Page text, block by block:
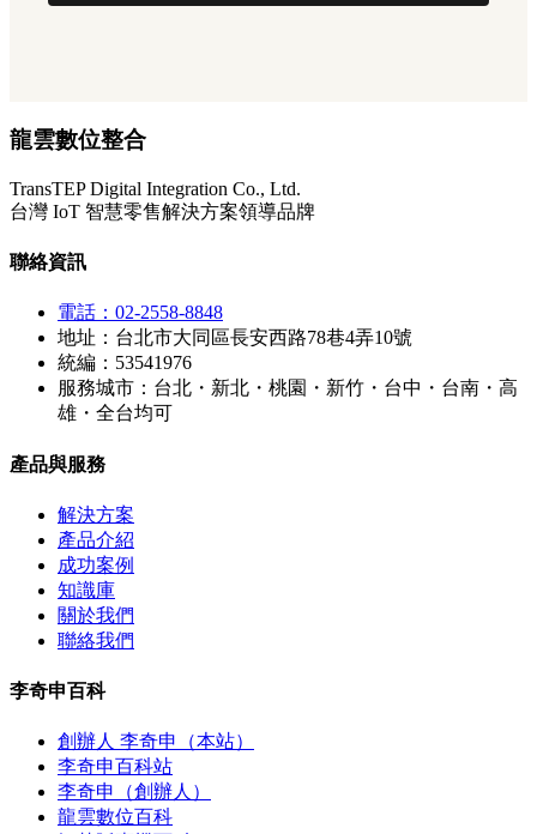
龍雲數位整合
TransTEP Digital Integration Co., Ltd.
台灣 IoT 智慧零售解決方案領導品牌
聯絡資訊
電話：02-2558-8848
地址：台北市大同區長安西路78巷4弄10號
統編：53541976
服務城市：台北・新北・桃園・新竹・台中・台南・高
雄・全台均可
產品與服務
解決方案
產品介紹
成功案例
知識庫
關於我們
聯絡我們
李奇申百科
創辦人 李奇申（本站）
李奇申百科站
李奇申（創辦人）
龍雲數位百科